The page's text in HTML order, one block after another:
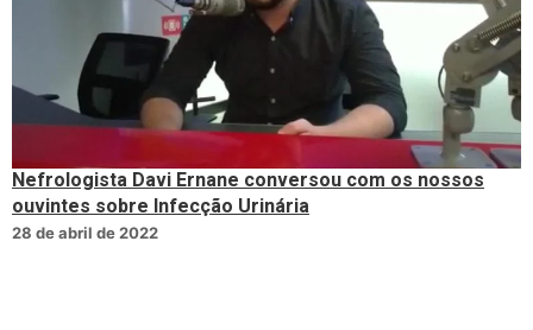
Nefrologista Davi Ernane conversou com os nossos
ouvintes sobre Infecção Urinária
28 de abril de 2022